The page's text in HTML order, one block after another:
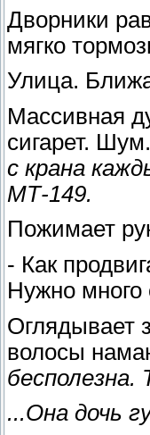
Дворники
мягко
Улица.
Массивная
сигарет.
с крана
МТ-149.
Пожимает
- Как
Нужно
Оглядывает
волосы
...Она дочь